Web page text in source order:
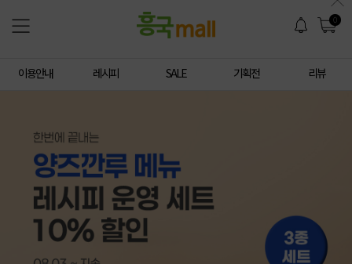
0
이용안내 레시피 SALE 기획전 리뷰